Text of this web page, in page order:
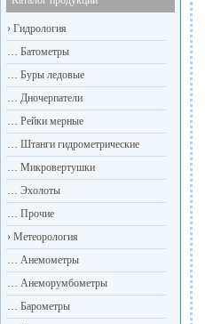
› Гидрология
… Батометры
… Буры ледовые
… Дночерпатели
… Рейки мерные
… Штанги гидрометрические
… Микровертушки
… Эхолоты
… Прочие
› Метеорология
… Анемометры
… Анеморумбометры
… Барометры